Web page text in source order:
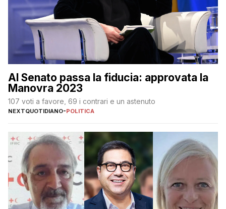
Al Senato passa la fiducia: approvata la
Manovra 2023
107 voti a favore, 69 i contrari e un astenuto
NEXTQUOTIDIANO-POLITICA